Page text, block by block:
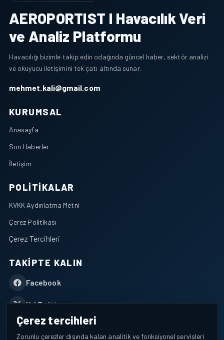
AEROPORTIST I Havacılık Veri
ve Analiz Platformu
Havacılığı bizimle takip edin odağında güncel haber, sektör analizi
ve okuyucu iletişimini tek çatı altında sunar.
mehmet.kali@gmail.com
KURUMSAL
Anasayfa
Son Haberler
İletişim
POLITIKALAR
KVKK Aydınlatma Metni
Çerez Politikası
Çerez Tercihleri
TAKIPTE KALIN
Facebook
X / Twitter
YouTube
Çerez tercihleri
Zorunlu çerezler dışında kalan analitik ve fonksiyonel servisleri